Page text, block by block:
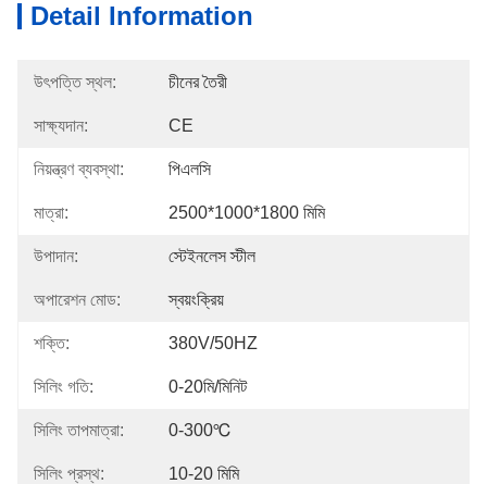
Detail Information
উৎপত্তি স্থল: চীনের তৈরী
সাক্ষ্যদান: CE
নিয়ন্ত্রণ ব্যবস্থা: পিএলসি
মাত্রা: 2500*1000*1800 মিমি
উপাদান: স্টেইনলেস স্টীল
অপারেশন মোড: স্বয়ংক্রিয়
শক্তি: 380V/50HZ
সিলিং গতি: 0-20মি/মিনিট
সিলিং তাপমাত্রা: 0-300℃
সিলিং প্রস্থ: 10-20 মিমি